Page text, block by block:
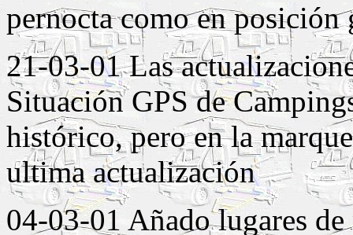
pernocta como en posición
21-03-01 Las
Situación GPS de
histórico, pero en la
ultima actualización
04-03-01 Añado lugares